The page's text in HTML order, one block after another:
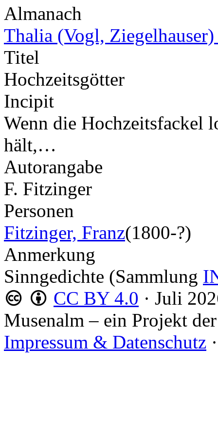
Almanach
Thalia (Vogl,
Titel
Hochzeitsgötter
Incipit
Wenn die Hochzeitsfackel
hält,…
Autorangabe
F. Fitzinger
Personen
Fitzinger, Franz(1800-?)
Anmerkung
Sinngedichte (Sammlung
CC BY 4.0 · Juli
Musenalm – ein Projekt der
Impressum & Datenschutz ·